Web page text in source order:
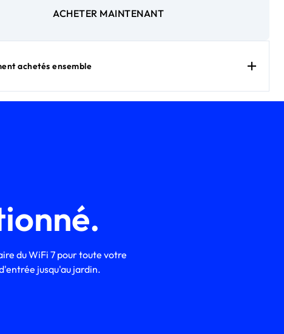
ACHETER MAINTENANT
achetés ensemble
du WiFi 7 pour toute votre
jusqu'au jardin.